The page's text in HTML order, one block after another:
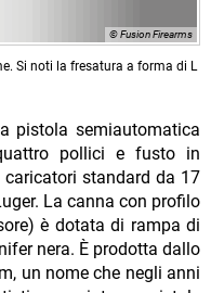
© Fusion Firearms
Si noti la fresatura a forma di L
pistola semiautomatica
pollici e fusto in
standard da 17
La canna con profilo
è dotata di rampa di
nera. È prodotta dallo
un nome che negli anni